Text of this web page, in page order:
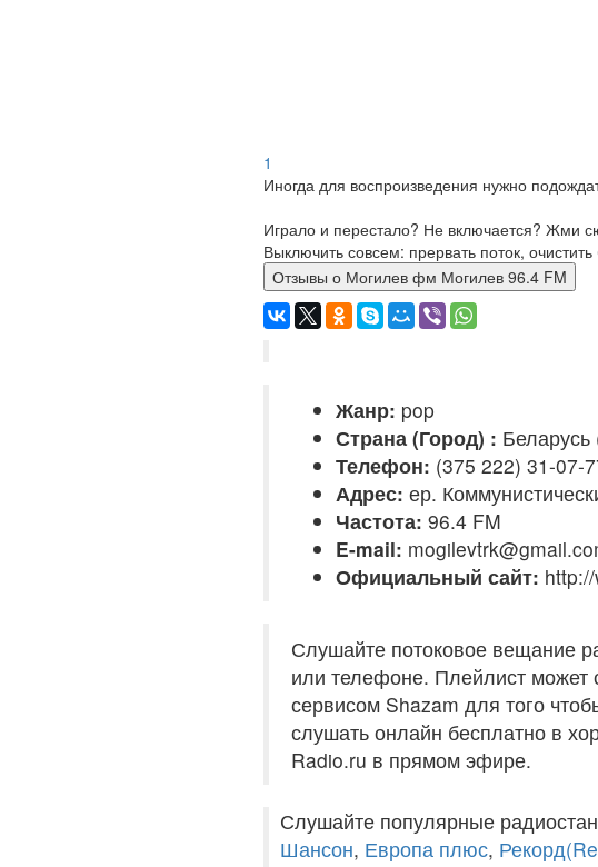
1
Иногда для воспроизведения нужно
Играло и перестало? Не включается? Жми
Выключить совсем: прервать поток,
Отзывы о Могилев фм Могилев 96.4 FM
Жанр: pop
Страна (Город) :
Телефон: (375 222) 31-07-
Адрес: ер.
Частота: 96.4 FM
E-mail:
Официальный сайт:
Слушайте потоковое вещание
или телефоне. Плейлист может
сервисом Shazam для того
слушать онлайн бесплатно в
Radio.ru в прямом эфире.
Слушайте популярные
Шансон, Европа плюс,